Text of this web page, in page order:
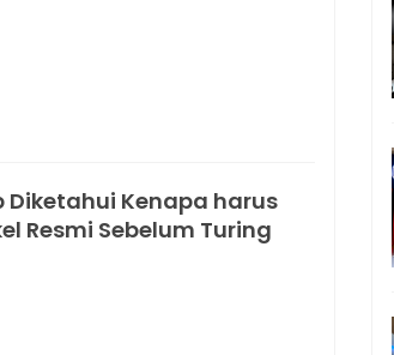
Diketahui Kenapa harus
Resmi Sebelum Turing